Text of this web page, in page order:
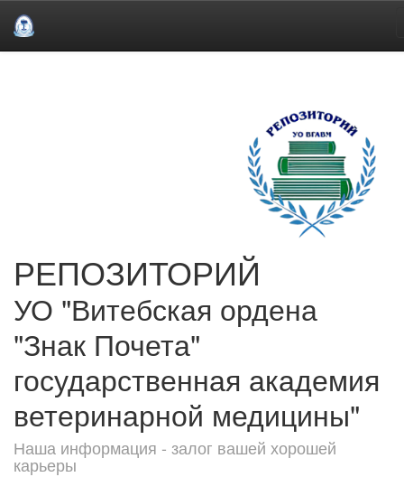
РЕПОЗИТОРИЙ
УО "Витебская ордена
"Знак Почета"
государственная академия
ветеринарной медицины"
Наша информация - залог вашей хорошей
карьеры